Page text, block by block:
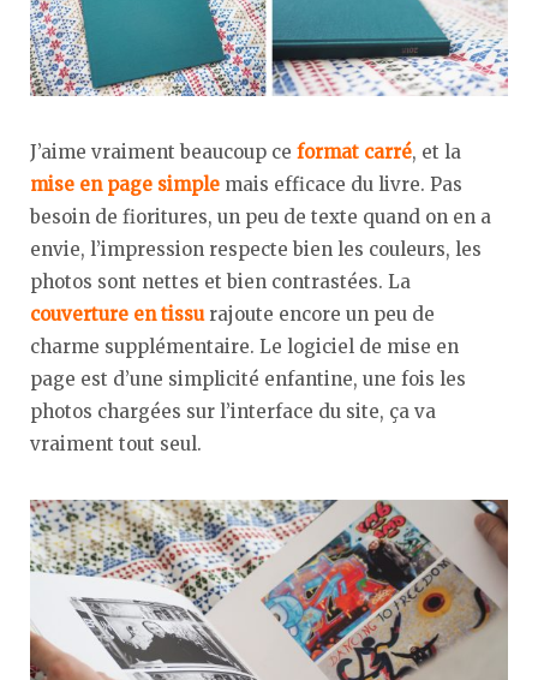
J’aime vraiment beaucoup ce format carré, et la
mise en page simple mais efficace du livre. Pas
besoin de fioritures, un peu de texte quand on en a
envie, l’impression respecte bien les couleurs, les
photos sont nettes et bien contrastées. La
couverture en tissurajoute encore un peu de
charme supplémentaire. Le logiciel de mise en
page est d’une simplicité enfantine, une fois les
photos chargées sur l’interface du site, ça va
vraiment tout seul.